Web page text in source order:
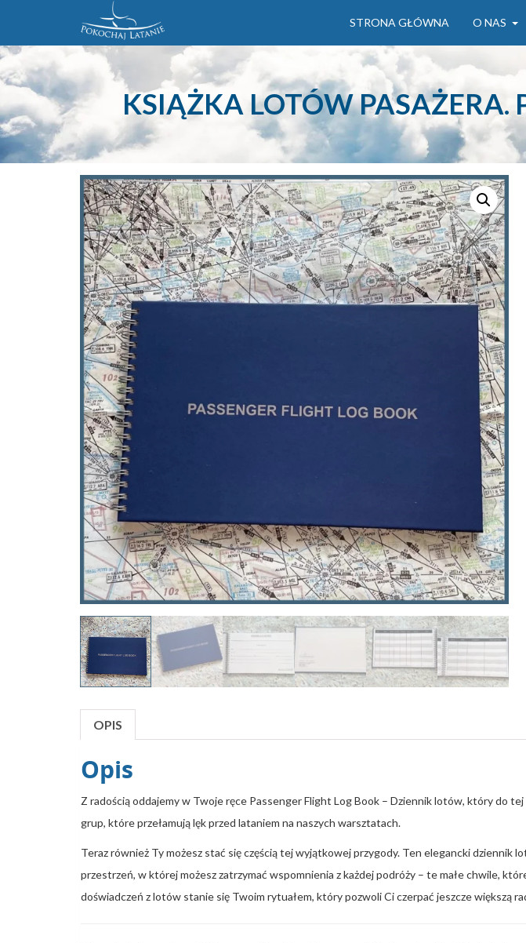
STRONA GŁÓWNA O NAS
KSIĄŻKA LOTÓW PASAŻERA.
OPIS
Opis
Z radością oddajemy w Twoje ręce Passenger Flight Log Book – Dziennik lotów, który do
grup, które przełamują lęk przed lataniem na naszych warsztatach.
Teraz również Ty możesz stać się częścią tej wyjątkowej przygody. Ten elegancki
przestrzeń, w której możesz zatrzymać wspomnienia z każdej podróży – te małe chwile,
doświadczeń z lotów stanie się Twoim rytuałem, który pozwoli Ci czerpać jeszcze większą